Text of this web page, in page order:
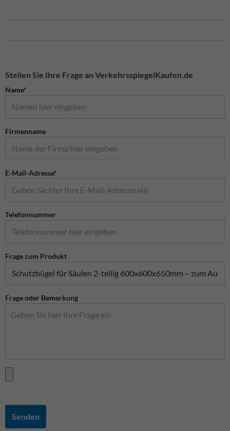
Stellen Sie Ihre Frage an VerkehrsspiegelKaufen.de
Name*
Firmenname
E-Mail-Adresse*
Telefonnummer
Frage zum Produkt
Frage oder Bemerkung
Senden